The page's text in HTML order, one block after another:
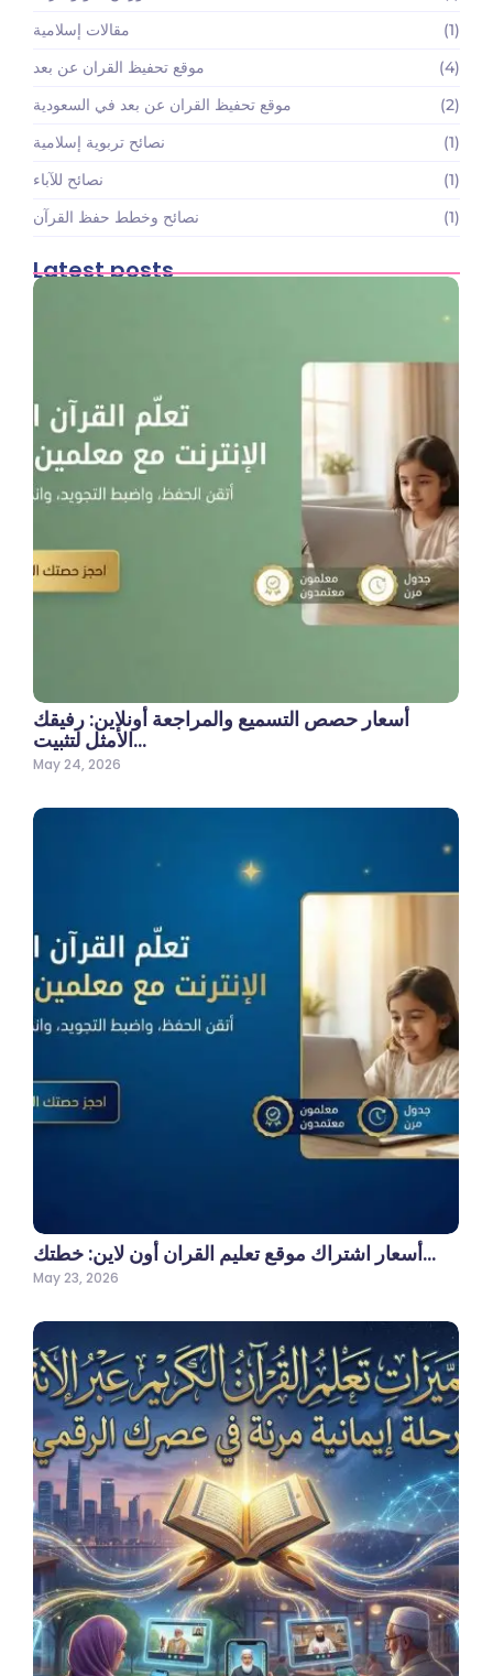
مقالات إسلامية
(1)
موقع تحفيظ القران عن بعد
(4)
موقع تحفيظ القران عن بعد في السعودية
(2)
نصائح تربوية إسلامية
(1)
نصائح للآباء
(1)
نصائح وخطط حفظ القرآن
(1)
Latest posts
أسعار حصص التسميع والمراجعة أونلاين: رفيقك
الأمثل لتثبيت…
May 24, 2026
أسعار اشتراك موقع تعليم القران أون لاين: خطتك…
May 23, 2026